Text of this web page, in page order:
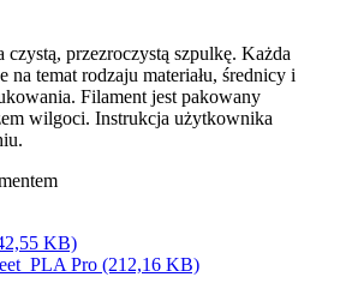
przezroczystą szpulkę. Każda
na temat rodzaju materiału, średnicy i
Filament jest pakowany
wilgoci. Instrukcja użytkownika
KB)
Pro (212,16 KB)